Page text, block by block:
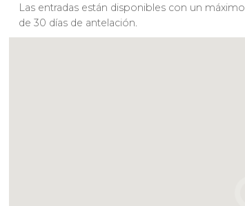
Las entradas están disponibles con un máximo
de 30 días de antelación.